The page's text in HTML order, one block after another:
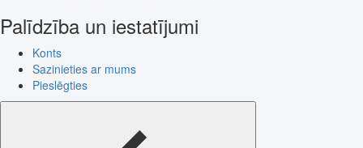
Palīdzība un iestatījumi
Konts
Sazinieties ar mums
Pieslēgties